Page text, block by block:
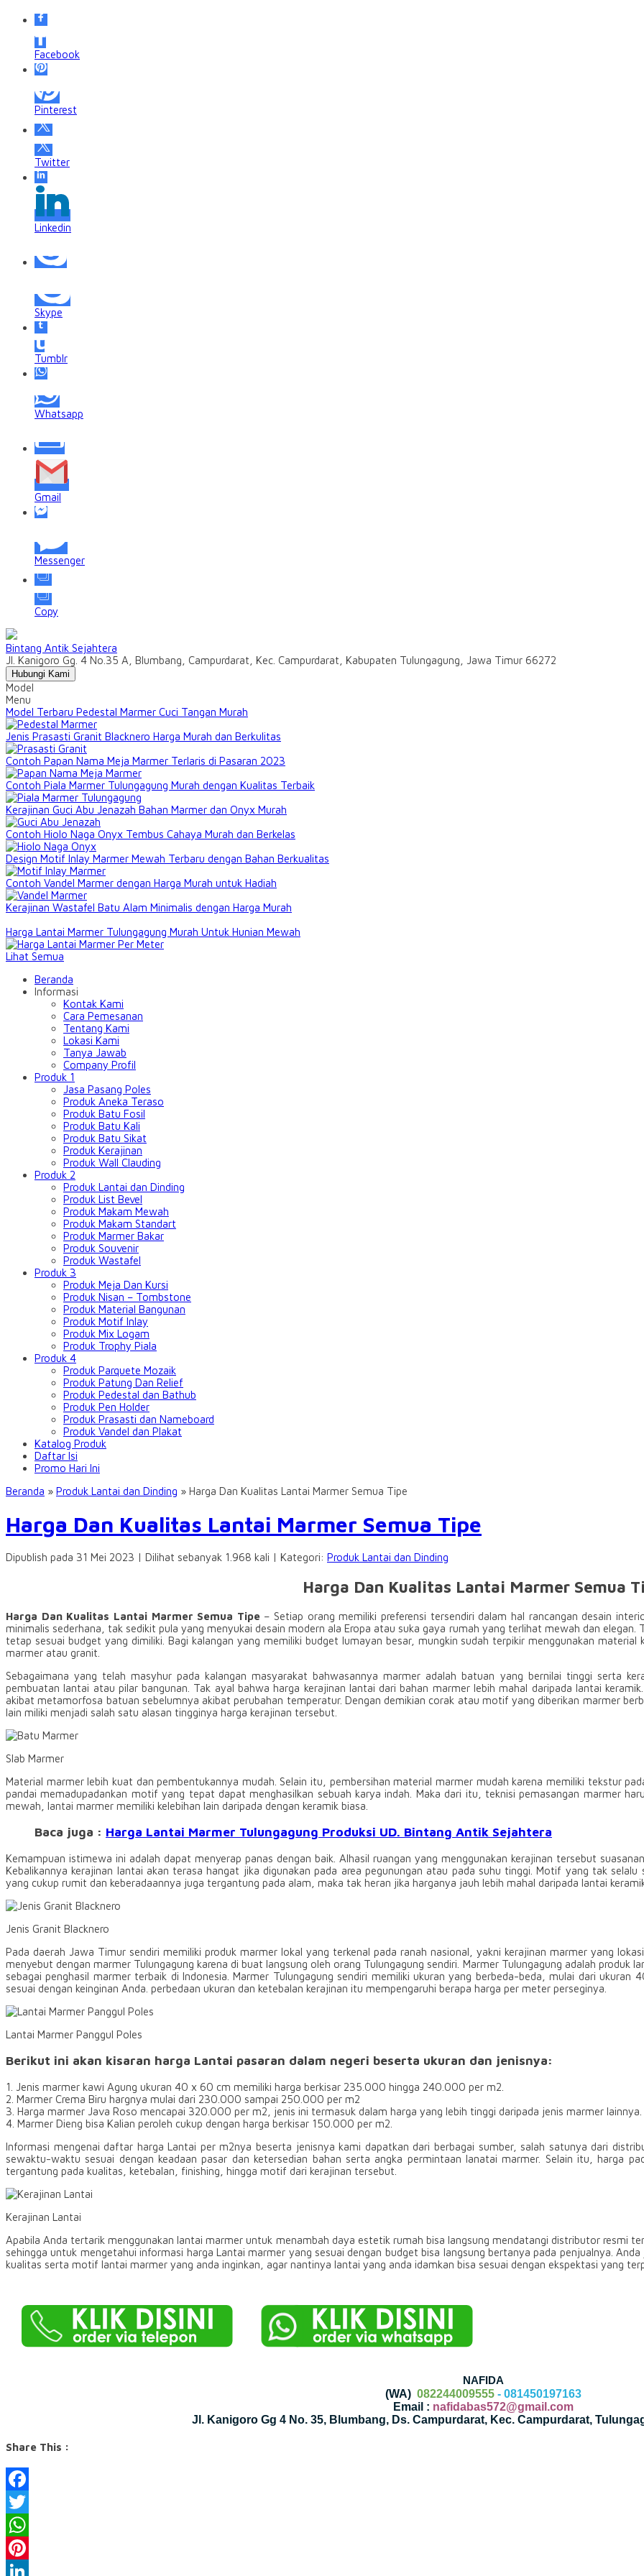
Facebook
Pinterest
Twitter
Linkedin
Skype
Tumblr
Whatsapp
Gmail
Messenger
Copy
Bintang Antik Sejahtera
Jl. Kanigoro Gg. 4 No.35 A, Blumbang, Campurdarat, Kec. Campurdarat, Kabupaten Tulungagung, Jawa Timur 66272
Hubungi Kami
Model
Menu
Model Terbaru Pedestal Marmer Cuci Tangan Murah
Jenis Prasasti Granit Blacknero Harga Murah dan Berkulitas
Contoh Papan Nama Meja Marmer Terlaris di Pasaran 2023
Contoh Piala Marmer Tulungagung Murah dengan Kualitas Terbaik
Kerajinan Guci Abu Jenazah Bahan Marmer dan Onyx Murah
Contoh Hiolo Naga Onyx Tembus Cahaya Murah dan Berkelas
Design Motif Inlay Marmer Mewah Terbaru dengan Bahan Berkualitas
Contoh Vandel Marmer dengan Harga Murah untuk Hadiah
Kerajinan Wastafel Batu Alam Minimalis dengan Harga Murah
Harga Lantai Marmer Tulungagung Murah Untuk Hunian Mewah
Lihat Semua
Beranda
Informasi
Kontak Kami
Cara Pemesanan
Tentang Kami
Lokasi Kami
Tanya Jawab
Company Profil
Produk 1
Jasa Pasang Poles
Produk Aneka Teraso
Produk Batu Fosil
Produk Batu Kali
Produk Batu Sikat
Produk Kerajinan
Produk Wall Clauding
Produk 2
Produk Lantai dan Dinding
Produk List Bevel
Produk Makam Mewah
Produk Makam Standart
Produk Marmer Bakar
Produk Souvenir
Produk Wastafel
Produk 3
Produk Meja Dan Kursi
Produk Nisan – Tombstone
Produk Material Bangunan
Produk Motif Inlay
Produk Mix Logam
Produk Trophy Piala
Produk 4
Produk Parquete Mozaik
Produk Patung Dan Relief
Produk Pedestal dan Bathub
Produk Pen Holder
Produk Prasasti dan Nameboard
Produk Vandel dan Plakat
Katalog Produk
Daftar Isi
Promo Hari Ini
Beranda » Produk Lantai dan Dinding » Harga Dan Kualitas Lantai Marmer Semua Tipe
Harga Dan Kualitas Lantai Marmer Semua Tipe
Dipublish pada 31 Mei 2023 | Dilihat sebanyak 1.968 kali | Kategori: Produk Lantai dan Dinding
Harga Dan Kualitas Lantai Marmer Semua
Harga Dan Kualitas Lantai Marmer Semua Tipe– Setiap orang memiliki preferensi tersendiri dalam hal rancangan desain
minimalis sederhana, tak sedikit pula yang menyukai desain modern ala Eropa atau suka gaya rumah yang terlihat mewah dan elegan.
tetap sesuai budget yang dimiliki. Bagi kalangan yang memiliki budget lumayan besar, mungkin sudah terpikir menggunakan
marmer atau granit.
Sebagaimana yang telah masyhur pada kalangan masyarakat bahwasannya marmer adalah batuan yang bernilai tinggi serta
pembuatan lantai atau pilar bangunan. Tak ayal bahwa harga kerajinan lantai dari bahan marmer lebih mahal daripada lantai
akibat metamorfosa batuan sebelumnya akibat perubahan temperatur. Dengan demikian corak atau motif yang diberikan marmer
lain miliki menjadi salah satu alasan tingginya harga kerajinan tersebut.
Slab Marmer
Material marmer lebih kuat dan pembentukannya mudah. Selain itu, pembersihan material marmer mudah karena memiliki tekstur
pandai memadupadankan motif yang tepat dapat menghasilkan sebuah karya indah. Maka dari itu, teknisi pemasangan marmer
mewah, lantai marmer memiliki kelebihan lain daripada dengan keramik biasa.
Baca juga : Harga Lantai Marmer Tulungagung Produksi UD. Bintang Antik Sejahtera
Kemampuan istimewa ini adalah dapat menyerap panas dengan baik. Alhasil ruangan yang menggunakan kerajinan tersebut
Kebalikannya kerajinan lantai akan terasa hangat jika digunakan pada area pegunungan atau pada suhu tinggi. Motif yang tak
yang cukup rumit dan keberadaannya juga tergantung pada alam, maka tak heran jika harganya jauh lebih mahal daripada lantai
Jenis Granit Blacknero
Pada daerah Jawa Timur sendiri memiliki produk marmer lokal yang terkenal pada ranah nasional, yakni kerajinan marmer yang
menyebut dengan marmer Tulungagung karena di buat langsung oleh orang Tulungagung sendiri. Marmer Tulungagung adalah produk
sebagai penghasil marmer terbaik di Indonesia. Marmer Tulungagung sendiri memiliki ukuran yang berbeda-beda, mulai dari
sesuai dengan keinginan Anda. perbedaan ukuran dan ketebalan kerajinan itu mempengaruhi berapa harga per meter perseginya.
Lantai Marmer Panggul Poles
Berikut ini akan kisaran harga Lantai pasaran dalam negeri beserta ukuran dan jenisnya:
1. Jenis marmer kawi Agung ukuran 40 x 60 cm memiliki harga berkisar 235.000 hingga 240.000 per m2.
2. Marmer Crema Biru hargnya mulai dari 230.000 sampai 250.000 per m2
3. Harga marmer Java Roso mencapai 320.000 per m2, jenis ini termasuk dalam harga yang lebih tinggi daripada jenis marmer lainnya.
4. Marmer Dieng bisa Kalian peroleh cukup dengan harga berkisar 150.000 per m2.
Informasi mengenai daftar harga Lantai per m2nya beserta jenisnya kami dapatkan dari berbagai sumber, salah satunya dari
sewaktu-waktu sesuai dengan keadaan pasar dan ketersedian bahan serta angka permintaan lanatai marmer. Selain itu, harga
tergantung pada kualitas, ketebalan, finishing, hingga motif dari kerajinan tersebut.
Kerajinan Lantai
Apabila Anda tertarik menggunakan lantai marmer untuk menambah daya estetik rumah bisa langsung mendatangi distributor resmi
sehingga untuk mengetahui informasi harga Lantai marmer yang sesuai dengan budget bisa langsung bertanya pada penjualnya.
kualitas serta motif lantai marmer yang anda inginkan, agar nantinya lantai yang anda idamkan bisa sesuai dengan ekspektasi yang
NAFIDA
(WA)082244009555 - 081450197163
Email : nafidabas572@gmail.com
Jl. Kanigoro Gg 4 No. 35, Blumbang, Ds. Campurdarat, Kec. Campurdarat,
Share This :
Facebook
Twitter
WhatsApp
Pinterest